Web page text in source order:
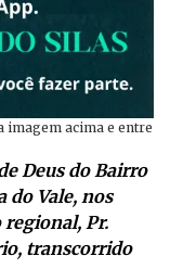
imagem acima e entre
Deus do Bairro
do Vale, nos
Pr.
transcorrido